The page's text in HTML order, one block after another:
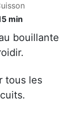
min
bouillante
tous les